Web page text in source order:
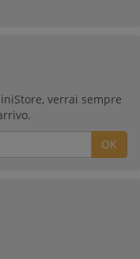
verrai sempre
OK